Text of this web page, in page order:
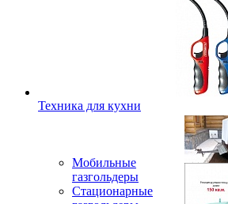
Техника для кухни
Мобильные
газгольдеры
Стационарные